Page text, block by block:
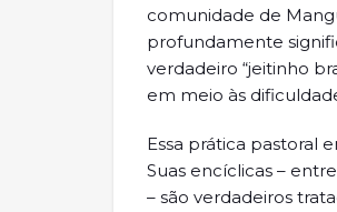
comunidade de
profundamente
verdadeiro “jeitinho
em meio às
Essa prática pastoral
Suas encíclicas –
– são verdadeiros